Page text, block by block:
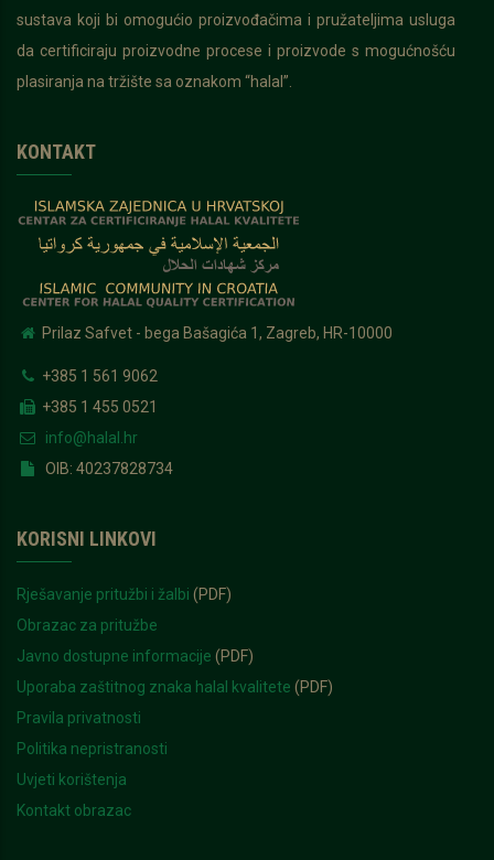
sustava koji bi omogućio proizvođačima i pružateljima usluga
da certificiraju proizvodne procese i proizvode s mogućnošću
plasiranja na tržište sa oznakom “halal”.
KONTAKT
Prilaz Safvet - bega Bašagića 1, Zagreb, HR-10000
+385 1 561 9062
+385 1 455 0521
info@halal.hr
OIB: 40237828734
KORISNI LINKOVI
Rješavanje pritužbi i žalbi (PDF)
Obrazac za pritužbe
Javno dostupne informacije (PDF)
Uporaba zaštitnog znaka halal kvalitete (PDF)
Pravila privatnosti
Politika nepristranosti
Uvjeti korištenja
Kontakt obrazac